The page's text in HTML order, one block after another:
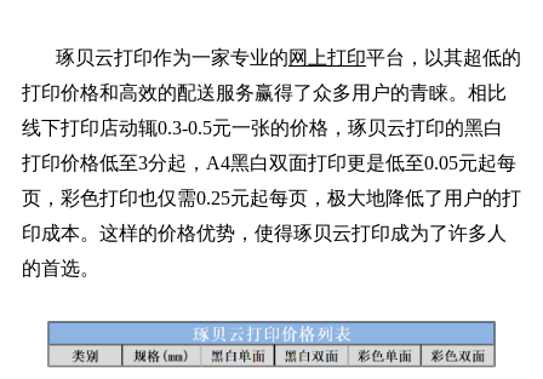
琢贝云打印作为一家专业的网上打印平台，以其超低的
打印价格和高效的配送服务赢得了众多用户的青睐。相比
线下打印店动辄0.3-0.5元一张的价格，琢贝云打印的黑白
打印价格低至3分起，A4黑白双面打印更是低至0.05元起每
页，彩色打印也仅需0.25元起每页，极大地降低了用户的打
印成本。这样的价格优势，使得琢贝云打印成为了许多人
的首选。